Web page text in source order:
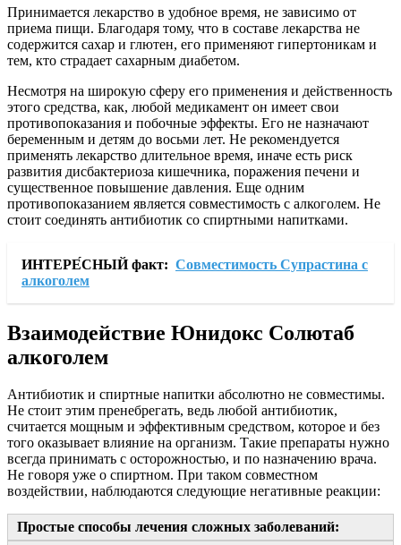
Принимается лекарство в удобное время, не зависимо от
приема пищи. Благодаря тому, что в составе лекарства не
содержится сахар и глютен, его применяют гипертоникам и
тем, кто страдает сахарным диабетом.
Несмотря на широкую сферу его применения и действенность
этого средства, как, любой медикамент он имеет свои
противопоказания и побочные эффекты. Его не назначают
беременным и детям до восьми лет. Не рекомендуется
применять лекарство длительное время, иначе есть риск
развития дисбактериоза кишечника, поражения печени и
существенное повышение давления. Еще одним
противопоказанием является совместимость с алкоголем. Не
стоит соединять антибиотик со спиртными напитками.
ИНТЕРЕ́СНЫЙ факт: Совместимость Супрастина с
алкоголем
Взаимодействие Юнидокс Солютаб
алкоголем
Антибиотик и спиртные напитки абсолютно не совместимы.
Не стоит этим пренебрегать, ведь любой антибиотик,
считается мощным и эффективным средством, которое и без
того оказывает влияние на организм. Такие препараты нужно
всегда принимать с осторожностью, и по назначению врача.
Не говоря уже о спиртном. При таком совместном
воздействии, наблюдаются следующие негативные реакции:
Простые способы лечения сложных заболеваний: